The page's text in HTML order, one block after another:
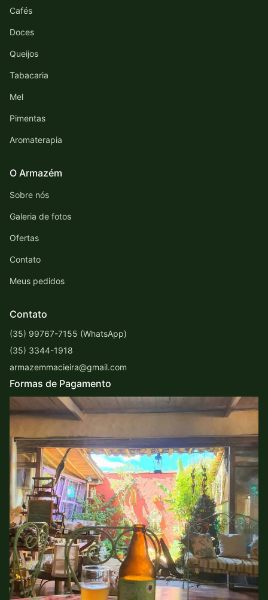
Cafés
Doces
Queijos
Tabacaria
Mel
Pimentas
Aromaterapia
O Armazém
Sobre nós
Galeria de fotos
Ofertas
Contato
Meus pedidos
Contato
(35) 99767-7155 (WhatsApp)
(35) 3344-1918
armazemmacieira@gmail.com
Formas de Pagamento